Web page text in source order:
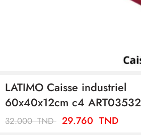
LATIMO Caisse industriel
60x40x12cm c4 ART03532
32.000TND 29.760 TND